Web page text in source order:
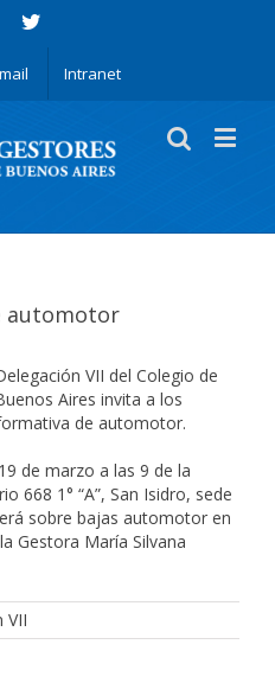
Intranet
automotor
VII del Colegio de
Aires invita a los
de automotor.
de marzo a las 9 de la
668 1° “A”, San Isidro, sede
sobre bajas automotor en
Gestora María Silvana
VII